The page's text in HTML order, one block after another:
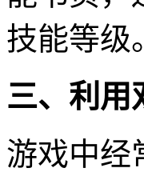
技能等级
三、利用
游戏中经